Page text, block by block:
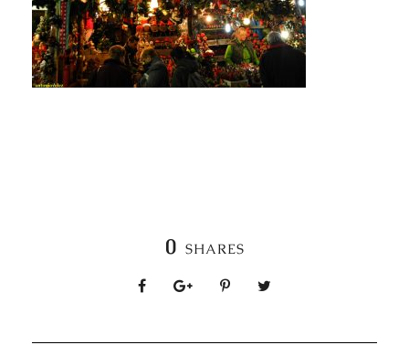
0 SHARES